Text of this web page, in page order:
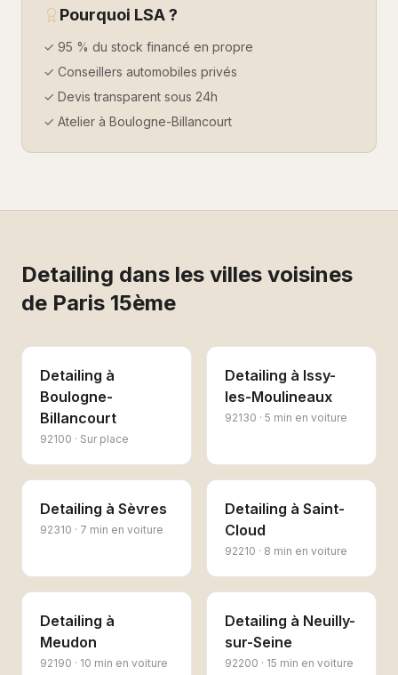
Pourquoi LSA ?
✓ 95 % du stock financé en propre
✓ Conseillers automobiles privés
✓ Devis transparent sous 24h
✓ Atelier à Boulogne-Billancourt
Detailing dans les villes voisines
de Paris 15ème
Detailing à
Boulogne-
Billancourt
92100 · Sur place
Detailing à Issy-
les-Moulineaux
92130 · 5 min en voiture
Detailing à Sèvres
92310 · 7 min en voiture
Detailing à Saint-
Cloud
92210 · 8 min en voiture
Detailing à
Meudon
92190 · 10 min en voiture
Detailing à Neuilly-
sur-Seine
92200 · 15 min en voiture